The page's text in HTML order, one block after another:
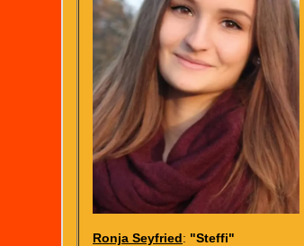
Ronja Seyfried: "Steffi"